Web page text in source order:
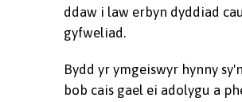
ddaw i law erbyn dyddiad
gyfweliad.
Bydd yr ymgeiswyr hynny
bob cais gael ei adolygu a